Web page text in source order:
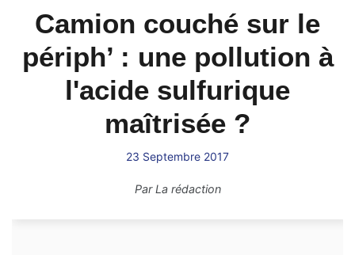
Camion couché sur le
périph’ : une pollution à
l'acide sulfurique
maîtrisée ?
23 Septembre 2017
ParLa rédaction